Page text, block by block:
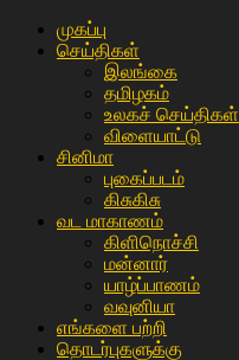
முகப்பு
செய்திகள்
இலங்கை
த‌மிழக‌ம்
உலகச் செய்திகள்
விளையா‌ட்டு
சி‌னிமா
புகைப்படம்
கிசு‌கிசு
வட மாகாணம்
கிளிநொச்சி
மன்னார்
யாழ்ப்பாணம்
வவுனியா
எங்களை பற்றி
தொடர்புகளுக்கு